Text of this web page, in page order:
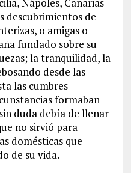
Nápoles, Canarias
descubrimientos de
o amigas o
fundado sobre su
la tranquilidad, la
desde las
las cumbres
formaban
duda debía de llenar
no sirvió para
domésticas que
de su vida.